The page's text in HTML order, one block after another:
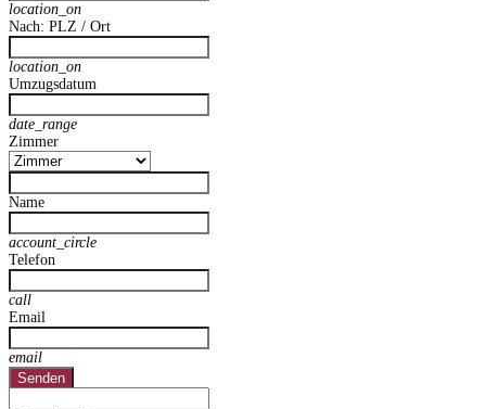
location_on
Nach: PLZ / Ort
location_on
Umzugsdatum
date_range
Zimmer
Name
account_circle
Telefon
call
Email
email
Senden